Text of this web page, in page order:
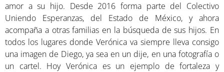
amor a su hijo. Desde 2016 forma parte del Colectivo
Uniendo Esperanzas, del Estado de México, y ahora
acompaña a otras familias en la búsqueda de sus hijos. En
todos los lugares donde Verónica va siempre lleva consigo
una imagen de Diego, ya sea en un dije, en una fotografía o
un cartel. Hoy Verónica es un ejemplo de fortaleza y